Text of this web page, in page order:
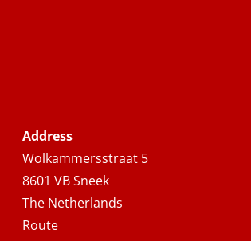
Address
Wolkammersstraat 5
8601 VB Sneek
The Netherlands
Route